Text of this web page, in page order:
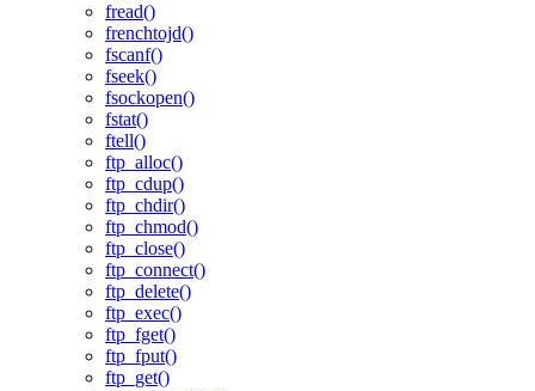
fread()
frenchtojd()
fscanf()
fseek()
fsockopen()
fstat()
ftell()
ftp_alloc()
ftp_cdup()
ftp_chdir()
ftp_chmod()
ftp_close()
ftp_connect()
ftp_delete()
ftp_exec()
ftp_fget()
ftp_fput()
ftp_get()